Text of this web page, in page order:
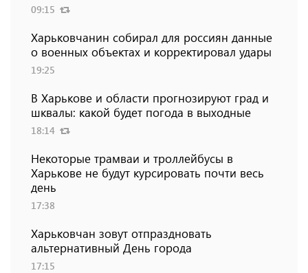
09:15
Харьковчанин собирал для россиян данные
о военных объектах и ​​корректировал удары
19:25
В Харькове и области прогнозируют град и
шквалы: какой будет погода в выходные
18:14
Некоторые трамваи и троллейбусы в
Харькове не будут курсировать почти весь
день
17:38
Харьковчан зовут отпраздновать
альтернативный День города
17:15